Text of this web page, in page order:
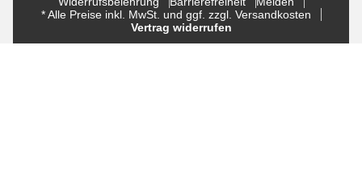
* Alle Preise inkl. MwSt. und ggf. zzgl. Versandkosten
Vertrag widerrufen